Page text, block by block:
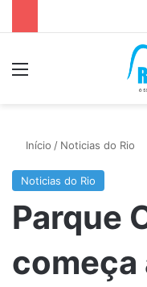
Início / Noticias do Rio
Noticias do Rio
Parque